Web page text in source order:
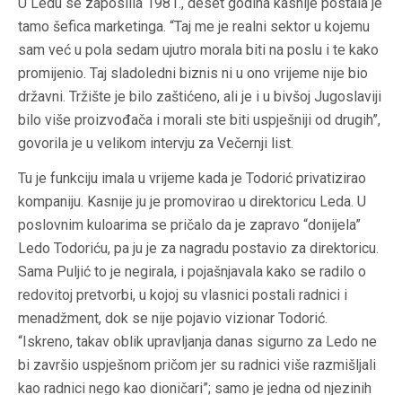
tamo šefica marketinga. “Taj me je realni sektor u kojemu
sam već u pola sedam ujutro morala biti na poslu i te kako
promijenio. Taj sladoledni biznis ni u ono vrijeme nije bio
državni. Tržište je bilo zaštićeno, ali je i u bivšoj Jugoslaviji
bilo više proizvođača i morali ste biti uspješniji od drugih”,
govorila je u velikom intervju za Večernji list.
Tu je funkciju imala u vrijeme kada je Todorić privatizirao
kompaniju. Kasnije ju je promovirao u direktoricu Leda. U
poslovnim kuloarima se pričalo da je zapravo “donijela”
Ledo Todoriću, pa ju je za nagradu postavio za direktoricu.
Sama Puljić to je negirala, i pojašnjavala kako se radilo o
redovitoj pretvorbi, u kojoj su vlasnici postali radnici i
menadžment, dok se nije pojavio vizionar Todorić.
“Iskreno, takav oblik upravljanja danas sigurno za Ledo ne
bi završio uspješnom pričom jer su radnici više razmišljali
kao radnici nego kao dioničari”; samo je jedna od njezinih